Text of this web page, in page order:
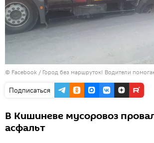
© Facebook / Город без маршруток! Водители
Подписаться
В Кишиневе мусоровоз
асфальт